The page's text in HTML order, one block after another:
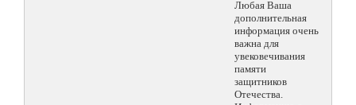
Любая Ваша
дополнительная
информация очень
важна для
увековечивания
памяти
защитников
Отечества.